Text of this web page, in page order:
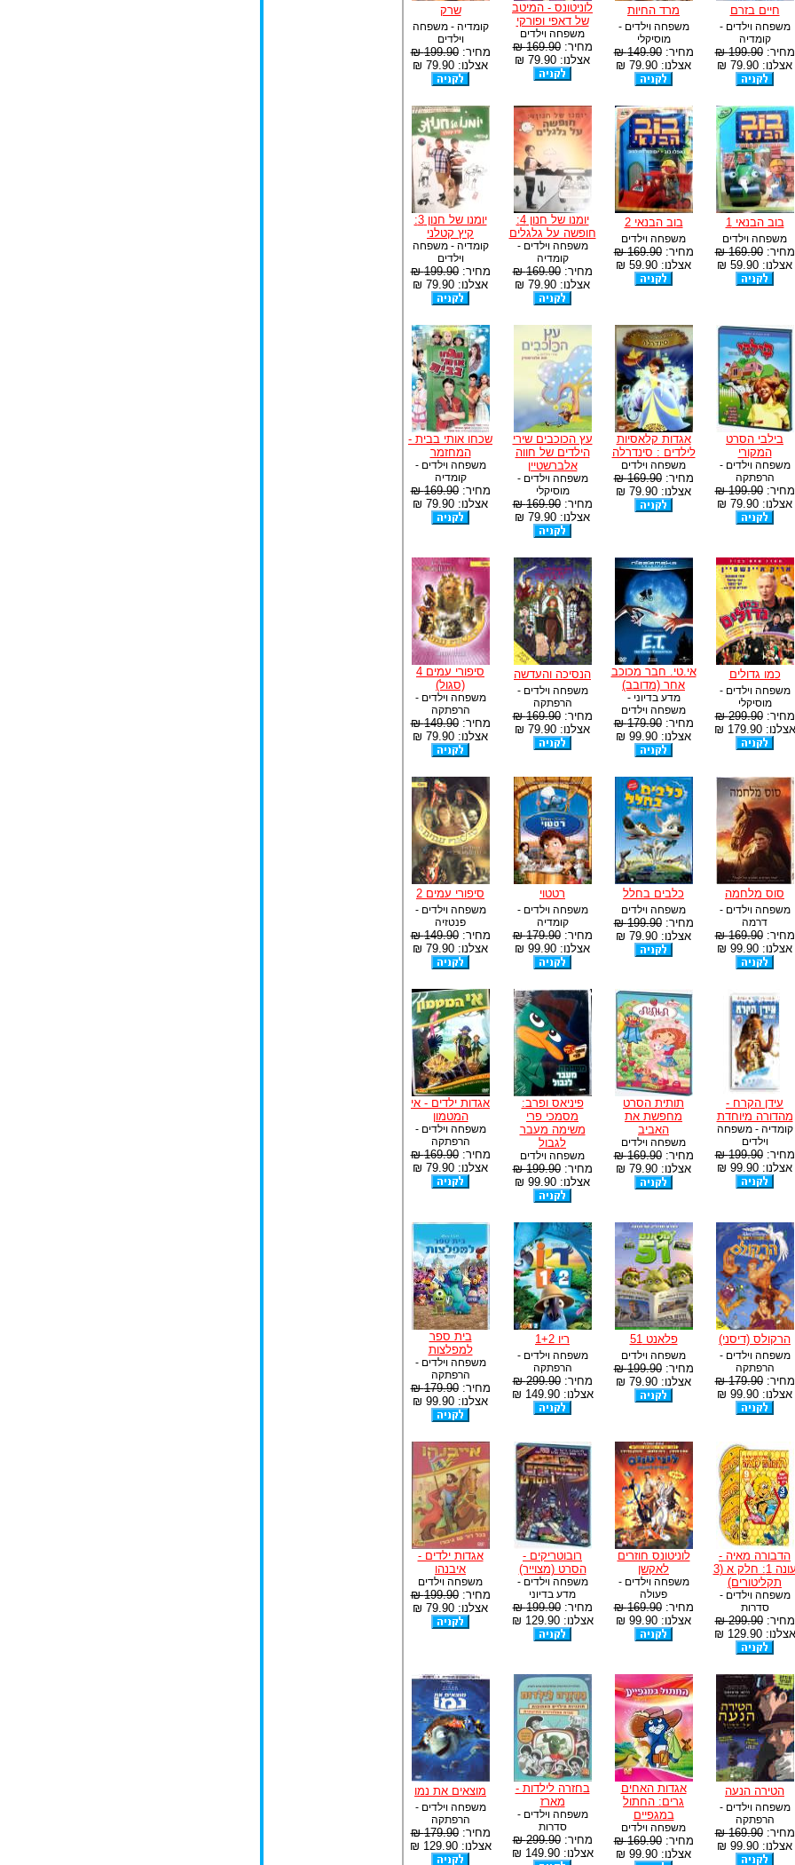
חיים בזרם
משפחה וילדים -
קומדיה
מחיר:199.90 ₪
אצלנו: 79.90 ₪
מרד החיות
משפחה וילדים -
מוסיקלי
מחיר:149.90 ₪
אצלנו: 79.90 ₪
לוניטונס - המיטב
של דאפי ופורקי
משפחה וילדים
מחיר:169.90 ₪
אצלנו: 79.90 ₪
שרק
קומדיה - משפחה
וילדים
מחיר:199.90 ₪
אצלנו: 79.90 ₪
בוב הבנאי 1
משפחה וילדים
מחיר:169.90 ₪
אצלנו: 59.90 ₪
בוב הבנאי 2
משפחה וילדים
מחיר:169.90 ₪
אצלנו: 59.90 ₪
יומנו של חנון 4:
חופשה על גלגלים
משפחה וילדים -
קומדיה
מחיר:169.90 ₪
אצלנו: 79.90 ₪
יומנו של חנון 3:
קיץ קטלני
קומדיה - משפחה
וילדים
מחיר:199.90 ₪
אצלנו: 79.90 ₪
בילבי הסרט
המקורי
משפחה וילדים -
הרפתקה
מחיר:199.90 ₪
אצלנו: 79.90 ₪
אגדות קלאסיות
לילדים : סינדרלה
משפחה וילדים
מחיר:169.90 ₪
אצלנו: 79.90 ₪
עץ הכוכבים שירי
הילדים של חווה
אלברשטיין
משפחה וילדים -
מוסיקלי
מחיר:169.90 ₪
אצלנו: 79.90 ₪
שכחו אותי בבית -
המחזמר
משפחה וילדים -
קומדיה
מחיר:169.90 ₪
אצלנו: 79.90 ₪
כמו גדולים
משפחה וילדים -
מוסיקלי
מחיר:299.90 ₪
אצלנו: 179.90 ₪
אי.טי. חבר מכוכב
אחר (מדובב)
מדע בדיוני -
משפחה וילדים
מחיר:179.90 ₪
אצלנו: 99.90 ₪
הנסיכה והעדשה
משפחה וילדים -
הרפתקה
מחיר:169.90 ₪
אצלנו: 79.90 ₪
סיפורי עמים 4
(סגול)
משפחה וילדים -
הרפתקה
מחיר:149.90 ₪
אצלנו: 79.90 ₪
סוס מלחמה
משפחה וילדים -
דרמה
מחיר:169.90 ₪
אצלנו: 99.90 ₪
כלבים בחלל
משפחה וילדים
מחיר:199.90 ₪
אצלנו: 79.90 ₪
רטטוי
משפחה וילדים -
קומדיה
מחיר:179.90 ₪
אצלנו: 99.90 ₪
סיפורי עמים 2
משפחה וילדים -
פנטזיה
מחיר:149.90 ₪
אצלנו: 79.90 ₪
עידן הקרח -
מהדורה מיוחדת
קומדיה - משפחה
וילדים
מחיר:199.90 ₪
אצלנו: 99.90 ₪
תותית הסרט
מחפשת את
האביב
משפחה וילדים
מחיר:169.90 ₪
אצלנו: 79.90 ₪
פיניאס ופרב:
מסמכי פרי
משימה מעבר
לגבול
משפחה וילדים
מחיר:199.90 ₪
אצלנו: 99.90 ₪
אגדות ילדים - אי
המטמון
משפחה וילדים -
הרפתקה
מחיר:169.90 ₪
אצלנו: 79.90 ₪
הרקולס (דיסני)
משפחה וילדים -
הרפתקה
מחיר:179.90 ₪
אצלנו: 99.90 ₪
פלאנט 51
משפחה וילדים
מחיר:199.90 ₪
אצלנו: 79.90 ₪
ריו 1+2
משפחה וילדים -
הרפתקה
מחיר:299.90 ₪
אצלנו: 149.90 ₪
בית ספר
למפלצות
משפחה וילדים -
הרפתקה
מחיר:179.90 ₪
אצלנו: 99.90 ₪
הדבורה מאיה -
עונה 1: חלק א (3
תקליטורים)
משפחה וילדים -
סדרות
מחיר:299.90 ₪
אצלנו: 129.90 ₪
לוניטונס חוזרים
לאקשן
משפחה וילדים -
פעולה
מחיר:169.90 ₪
אצלנו: 99.90 ₪
רובוטריקים -
הסרט (מצוייר)
משפחה וילדים -
מדע בדיוני
מחיר:199.90 ₪
אצלנו: 129.90 ₪
אגדות ילדים -
איבנהו
משפחה וילדים
מחיר:199.90 ₪
אצלנו: 79.90 ₪
הטירה הנעה
משפחה וילדים -
הרפתקה
מחיר:169.90 ₪
אצלנו: 99.90 ₪
אגדות האחים
גרים: החתול
במגפיים
משפחה וילדים
מחיר:169.90 ₪
אצלנו: 99.90 ₪
בחזרה לילדות -
מארז
משפחה וילדים -
סדרות
מחיר:299.90 ₪
אצלנו: 149.90 ₪
מוצאים את נמו
משפחה וילדים -
הרפתקה
מחיר:179.90 ₪
אצלנו: 129.90 ₪